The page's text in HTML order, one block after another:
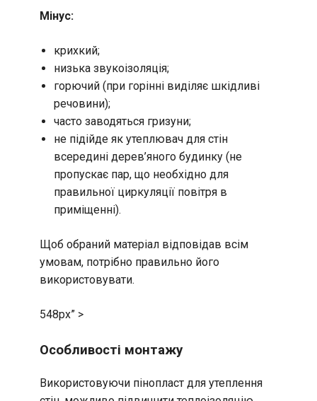
Мінус:
крихкий;
низька звукоізоляція;
горючий (при горінні виділяє шкідливі
речовини);
часто заводяться гризуни;
не підійде як утеплювач для стін
всередині дерев’яного будинку (не
пропускає пар, що необхідно для
правильної циркуляції повітря в
приміщенні).
Щоб обраний матеріал відповідав всім
умовам, потрібно правильно його
використовувати.
548px” >
Особливості монтажу
Використовуючи пінопласт для утеплення